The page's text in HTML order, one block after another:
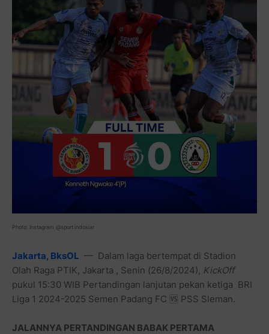
Photo: Instagram @sport.indosiar
Jakarta, BksOL — Dalam laga bertempat di Stadion
Olah Raga PTIK, Jakarta , Senin (26/8/2024), KickOff
pukul 15:30 WIB Pertandingan lanjutan pekan ketiga BRI
Liga 1 2024-2025 Semen Padang FC 🆚 PSS Sleman.
JALANNYA PERTANDINGAN BABAK PERTAMA